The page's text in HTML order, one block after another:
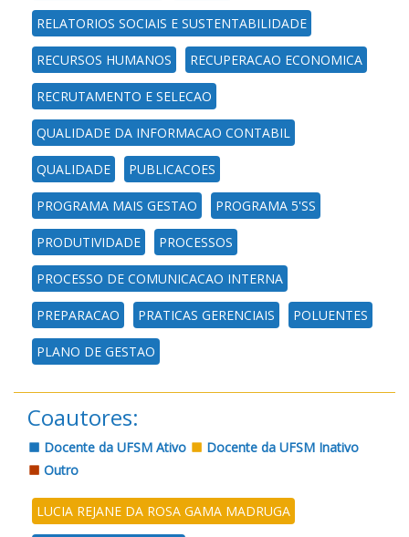
RELATORIOS SOCIAIS E SUSTENTABILIDADE
RECURSOS HUMANOS RECUPERACAO ECONOMICA
RECRUTAMENTO E SELECAO
QUALIDADE DA INFORMACAO CONTABIL
QUALIDADE PUBLICACOES
PROGRAMA MAIS GESTAO PROGRAMA 5'SS
PRODUTIVIDADE PROCESSOS
PROCESSO DE COMUNICACAO INTERNA
PREPARACAO PRATICAS GERENCIAIS POLUENTES
PLANO DE GESTAO
Coautores:
Docente da UFSM Ativo
Docente da UFSM Inativo
Outro
LUCIA REJANE DA ROSA GAMA MADRUGA